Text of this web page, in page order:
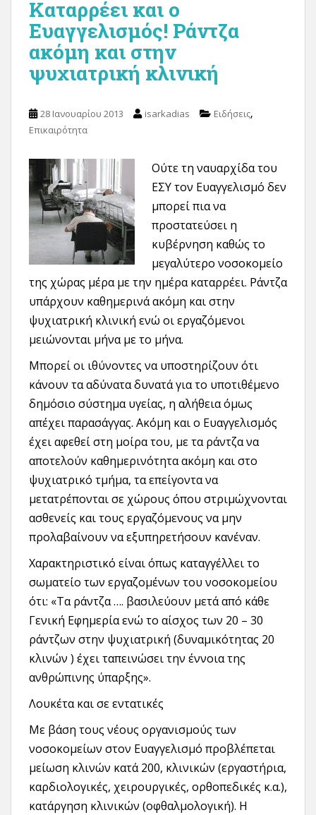
Καταρρέει και ο
Ευαγγελισμός! Ράντζα
ακόμη και στην
ψυχιατρική κλινική
28 Ιανουαρίου 2013 isarkadias Ειδήσεις,
Επικαιρότητα
Ούτε τη ναυαρχίδα του
ΕΣΥ τον Ευαγγελισμό δεν
μπορεί πια να
προστατεύσει η
κυβέρνηση καθώς το
μεγαλύτερο νοσοκομείο
της χώρας μέρα με την ημέρα καταρρέει. Ράντζα
υπάρχουν καθημερινά ακόμη και στην
ψυχιατρική κλινική ενώ οι εργαζόμενοι
μειώνονται μήνα με το μήνα.
Μπορεί οι ιθύνοντες να υποστηρίζουν ότι
κάνουν τα αδύνατα δυνατά για το υποτιθέμενο
δημόσιο σύστημα υγείας, η αλήθεια όμως
απέχει παρασάγγας. Ακόμη και ο Ευαγγελισμός
έχει αφεθεί στη μοίρα του, με τα ράντζα να
αποτελούν καθημερινότητα ακόμη και στο
ψυχιατρικό τμήμα, τα επείγοντα να
μετατρέπονται σε χώρους όπου στριμώχνονται
ασθενείς και τους εργαζόμενους να μην
προλαβαίνουν να εξυπηρετήσουν κανέναν.
Χαρακτηριστικό είναι όπως καταγγέλλει το
σωματείο των εργαζομένων του νοσοκομείου
ότι: «Τα ράντζα …. βασιλεύουν μετά από κάθε
Γενική Εφημερία ενώ το αίσχος των 20 – 30
ράντζων στην ψυχιατρική (δυναμικότητας 20
κλινών ) έχει ταπεινώσει την έννοια της
ανθρώπινης ύπαρξης».
Λουκέτα και σε εντατικές
Με βάση τους νέους οργανισμούς των
νοσοκομείων στον Ευαγγελισμό προβλέπεται
μείωση κλινών κατά 200, κλινικών (εργαστήρια,
καρδιολογικές, χειρουργικές, ορθοπεδικές κ.α.),
κατάργηση κλινικών (οφθαλμολογική). Η